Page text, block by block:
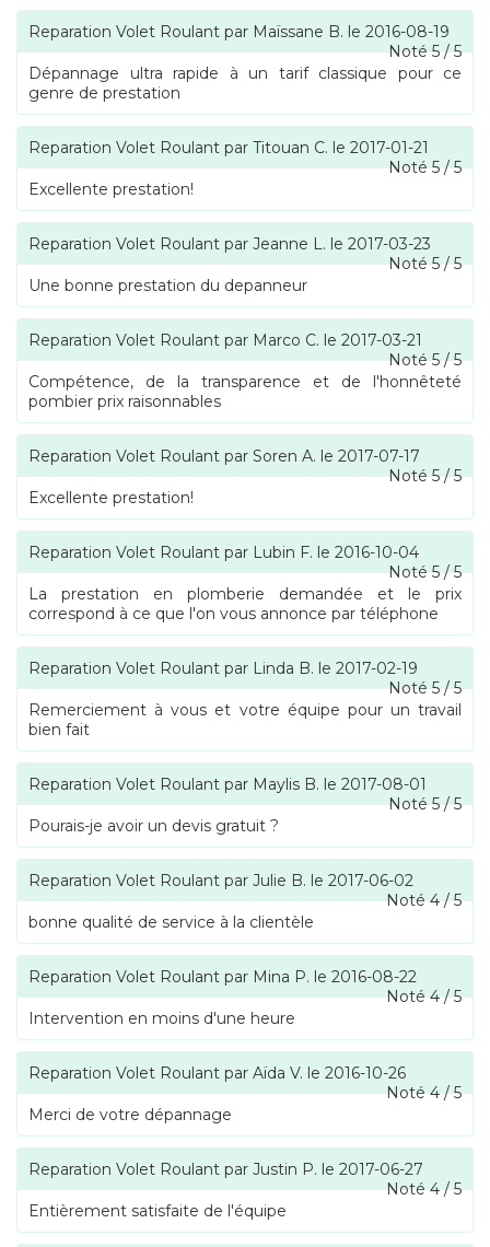
Reparation Volet Roulant par Maïssane B. le 2016-08-19
Noté5/5
Dépannage ultra rapide à un tarif classique pour ce
genre de prestation
Reparation Volet Roulant par Titouan C. le 2017-01-21
Noté5/5
Excellente prestation!
Reparation Volet Roulant par Jeanne L. le 2017-03-23
Noté5/5
Une bonne prestation du depanneur
Reparation Volet Roulant par Marco C. le 2017-03-21
Noté5/5
Compétence, de la transparence et de l'honnêteté
pombier prix raisonnables
Reparation Volet Roulant par Soren A. le 2017-07-17
Noté5/5
Excellente prestation!
Reparation Volet Roulant par Lubin F. le 2016-10-04
Noté5/5
La prestation en plomberie demandée et le prix
correspond à ce que l'on vous annonce par téléphone
Reparation Volet Roulant par Linda B. le 2017-02-19
Noté5/5
Remerciement à vous et votre équipe pour un travail
bien fait
Reparation Volet Roulant par Maylis B. le 2017-08-01
Noté5/5
Pourais-je avoir un devis gratuit ?
Reparation Volet Roulant par Julie B. le 2017-06-02
Noté4/5
bonne qualité de service à la clientèle
Reparation Volet Roulant par Mina P. le 2016-08-22
Noté4/5
Intervention en moins d'une heure
Reparation Volet Roulant par Aïda V. le 2016-10-26
Noté4/5
Merci de votre dépannage
Reparation Volet Roulant par Justin P. le 2017-06-27
Noté4/5
Entièrement satisfaite de l'équipe